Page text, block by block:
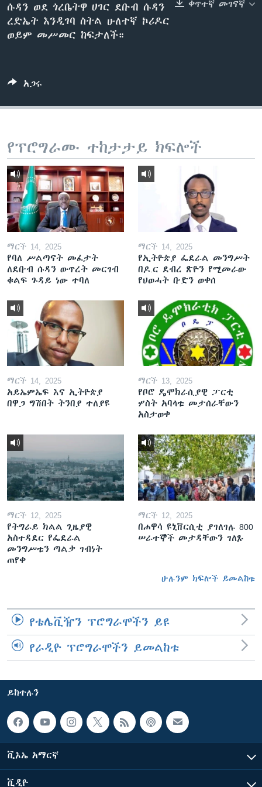
ቀጥተኛ መገናኛ
ሱዳን ወደ ጎረቤትዋ ሀገር ደቡብ ሱዳን
ረድኤት እንዲገባ ስትል ሁለተኛ ኮሪዶር
ወይም መሥመር ከፍታለች።
አጋሩ
የፕሮግራሙ ተከታታይ ክፍሎች
ማርች 14, 2025
የባለ ሥልጣናት መፈታት
ለደቡብ ሱዳን ውጥረት መርገብ
ቁልፍ ጉዳይ ነው ተባለ
ማርች 14, 2025
የኢትዮጵያ ፌደራል መንግሥት
በዶ.ር ደብረ ጽዮን የሚመራው
የህወሓት ቡድን ወቀሰ
ማርች 14, 2025
አይኤምኤፍ እና ኢትዮጵያ
በዋጋ ግሽበት ትንበያ ተለያዩ
ማርች 13, 2025
የቦሮ ዴሞክራሲያዊ ፓርቲ
ሦስት አባላቱ መታሰራቸውን
አስታወቀ
ማርች 12, 2025
የትግራይ ክልል ጊዜያዊ
አስተዳደር የፌደራል
መንግሥቱን ጣልቃ ገብነት
ጠየቀ
ማርች 12, 2025
በሐዋሳ ዩኒቨርሲቲ ያገለገሉ 800
ሠራተኞች መታዳቸውን ገለጹ
ሁሉንም ክፍሎች ይመልከቱ
የቴሌቪዥን ፕሮግራሞችን ይዩ
የራዲዮ ፕሮግራሞችን ይመልከቱ
ይከተሉን
ቪኦኤ አማርኛ
ቪዲዮ